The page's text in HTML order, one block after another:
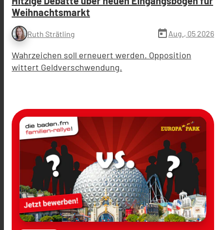
Weihnachtsmarkt
Ruth Strätling today Aug., 05 2026
Wahrzeichen soll erneuert werden. Opposition
wittert Geldverschwendung.